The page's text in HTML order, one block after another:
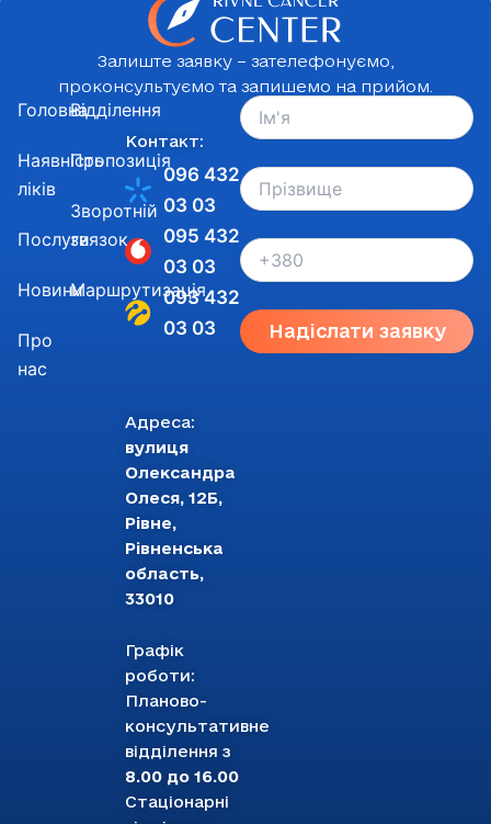
Залиште заявку – зателефонуємо,
проконсультуємо та запишемо на прийом.
Адреса:
вулиця
Олександра
Олеся, 12Б,
Рівне,
Рівненська
область,
33010
Графік
роботи:
Планово-
консультативне
відділення з
8.00 до 16.00
Стаціонарні
Контакт:
096 432
03 03
095 432
03 03
093 432
03 03
Головна
Наявність
ліків
Послуги
Новини
Про
нас
Відділення
Пропозиція
Зворотній
звязок
Маршрутизація
Надіслати заявку